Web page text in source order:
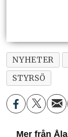
NYHETER
STYRSÖ